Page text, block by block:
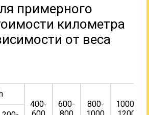
примерного
километра
от веса
400-
600-
800-
1000-